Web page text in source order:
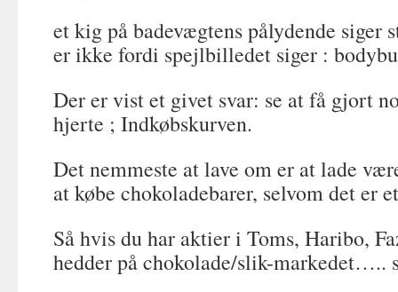
et kig på badevægtens pålydende siger
er ikke fordi spejlbilledet siger :
Der er vist et givet svar: se at få gjort
hjerte ; Indkøbskurven.
Det nemmeste at lave om er at lade
at købe chokoladebarer, selvom det er
Så hvis du har aktier i Toms, Haribo,
hedder på chokolade/slik-markedet…..